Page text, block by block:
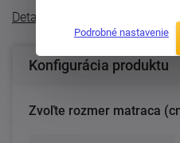
Detailný popis
Konfigurácia produktu
Zvoľte rozmer matraca
Podrobné nastavenie